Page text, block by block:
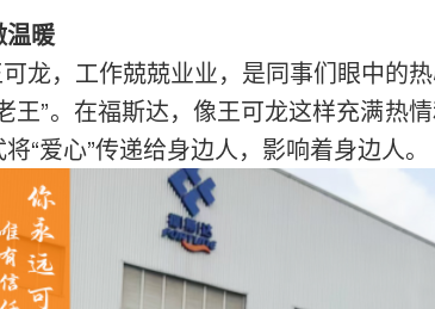
温暖
龙，工作兢兢业业，是同事们眼中的
王”。在福斯达，像王可龙这样充满热
“爱心”传递给身边人，影响着身边人。